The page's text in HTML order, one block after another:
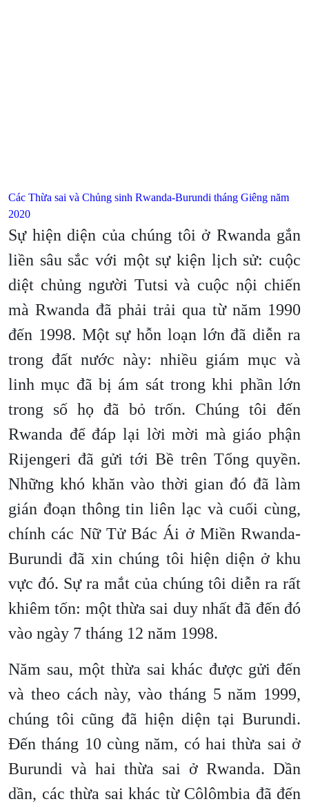
Các Thừa sai và Chủng sinh Rwanda-Burundi tháng Giêng năm
2020
Sự hiện diện của chúng tôi ở Rwanda gắn
liền sâu sắc với một sự kiện lịch sử: cuộc
diệt chủng người Tutsi và cuộc nội chiến
mà Rwanda đã phải trải qua từ năm 1990
đến 1998. Một sự hỗn loạn lớn đã diễn ra
trong đất nước này: nhiều giám mục và
linh mục đã bị ám sát trong khi phần lớn
trong số họ đã bỏ trốn. Chúng tôi đến
Rwanda để đáp lại lời mời mà giáo phận
Rijengeri đã gửi tới Bề trên Tổng quyền.
Những khó khăn vào thời gian đó đã làm
gián đoạn thông tin liên lạc và cuối cùng,
chính các Nữ Tử Bác Ái ở Miền Rwanda-
Burundi đã xin chúng tôi hiện diện ở khu
vực đó. Sự ra mắt của chúng tôi diễn ra rất
khiêm tốn: một thừa sai duy nhất đã đến đó
vào ngày 7 tháng 12 năm 1998.
Năm sau, một thừa sai khác được gửi đến
và theo cách này, vào tháng 5 năm 1999,
chúng tôi cũng đã hiện diện tại Burundi.
Đến tháng 10 cùng năm, có hai thừa sai ở
Burundi và hai thừa sai ở Rwanda. Dần
dần, các thừa sai khác từ Côlômbia đã đến